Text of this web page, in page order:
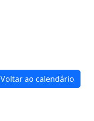
Voltar ao calendário